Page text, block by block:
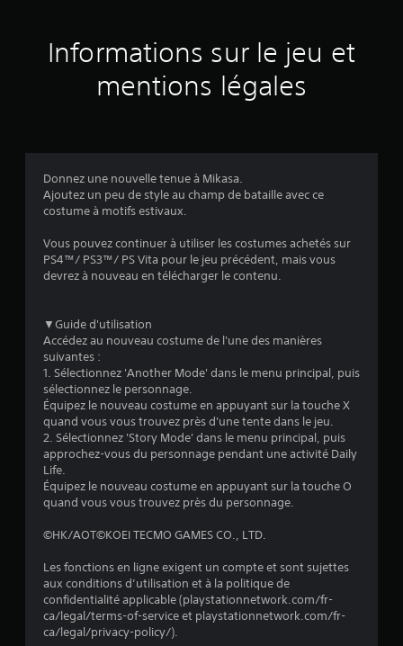
r
é
l
t
i
o
n
s
Informations sur le jeu et
mentions légales
Donnez une nouvelle tenue à Mikasa.
Ajoutez un peu de style au champ de bataille avec ce
costume à motifs estivaux.
Vous pouvez continuer à utiliser les costumes achetés sur
PS4™/ PS3™/ PS Vita pour le jeu précédent, mais vous
devrez à nouveau en télécharger le contenu.
▼Guide d'utilisation
Accédez au nouveau costume de l'une des manières
suivantes :
1. Sélectionnez 'Another Mode' dans le menu principal, puis
sélectionnez le personnage.
Équipez le nouveau costume en appuyant sur la touche X
quand vous vous trouvez près d'une tente dans le jeu.
2. Sélectionnez 'Story Mode' dans le menu principal, puis
approchez-vous du personnage pendant une activité Daily
Life.
Équipez le nouveau costume en appuyant sur la touche O
quand vous vous trouvez près du personnage.
©HK/AOT©KOEI TECMO GAMES CO., LTD.
Les fonctions en ligne exigent un compte et sont sujettes
aux conditions d’utilisation et à la politique de
confidentialité applicable (playstationnetwork.com/fr-
ca/legal/terms-of-service et playstationnetwork.com/fr-
ca/legal/privacy-policy/).